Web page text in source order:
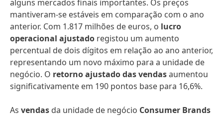
alguns mercados finais importantes. Os preços
mantiveram-se estáveis em comparação com o ano
anterior. Com 1.817 milhões de euros, o lucro
operacional ajustado registou um aumento
percentual de dois dígitos em relação ao ano anterior,
representando um novo máximo para a unidade de
negócio. O retorno ajustado das vendasaumentou
significativamente em 190 pontos base para 16,6%.
As vendas da unidade de negócio Consumer Brands